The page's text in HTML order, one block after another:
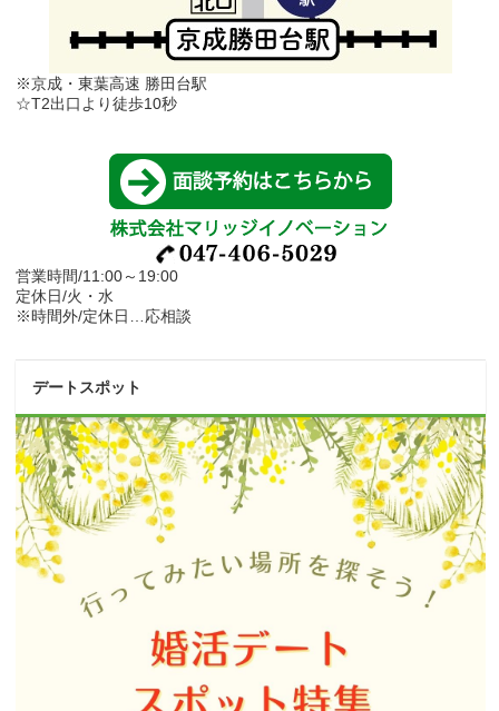
※京成・東葉高速 勝田台駅
☆T2出口より徒歩10秒
営業時間/11:00～19:00
定休日/火・水
※時間外/定休日…応相談
デートスポット